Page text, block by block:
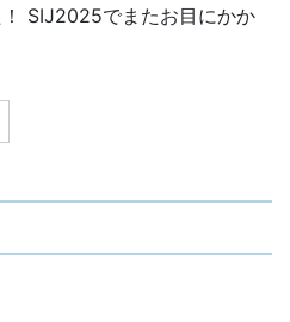
SIJ2025でまたお目にかか
ン